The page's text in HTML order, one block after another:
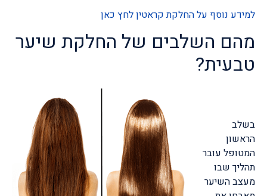
למידע נוסף על החלקת קראטין לחץ כאן
מהם השלבים של החלקת שיער
טבעית?
בשלב
הראשון
המטופל עובר
תהליך שבו
מעצב השיער